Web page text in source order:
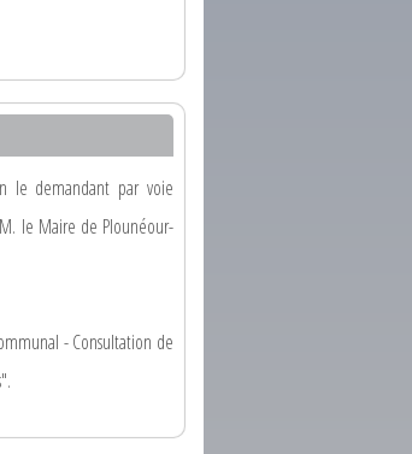
le demandant par voie
le Maire de Plounéour-
- Consultation de